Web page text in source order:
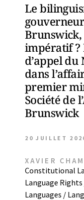
Le
impératif ?
d’appel
dans
premier
Société de
Brunswick
20 JUILLET
XAVIER
Constitutional
Language
Languages /